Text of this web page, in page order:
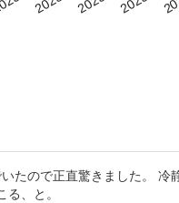
たので正直驚きました。 冷
、と。